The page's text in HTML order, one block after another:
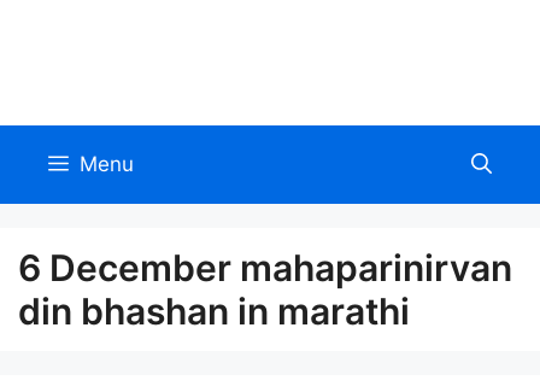
Menu
6 December mahaparinirvan
din bhashan in marathi